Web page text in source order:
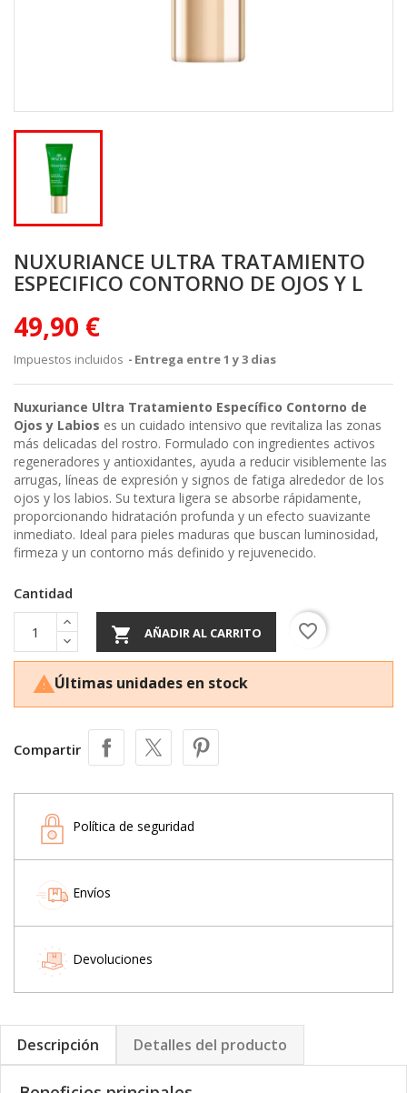
NUXURIANCE ULTRA TRATAMIENTO
ESPECIFICO CONTORNO DE OJOS Y L
49,90 €
Impuestos incluidos Entrega entre 1 y 3 dias
Nuxuriance Ultra Tratamiento Específico Contorno de
Ojos y Labios es un cuidado intensivo que revitaliza las zonas
más delicadas del rostro. Formulado con ingredientes activos
regeneradores y antioxidantes, ayuda a reducir visiblemente las
arrugas, líneas de expresión y signos de fatiga alrededor de los
ojos y los labios. Su textura ligera se absorbe rápidamente,
proporcionando hidratación profunda y un efecto suavizante
inmediato. Ideal para pieles maduras que buscan luminosidad,
firmeza y un contorno más definido y rejuvenecido.
Cantidad
 AÑADIR AL CARRITO favorite_border
Últimas unidades en stock
Compartir
Política de seguridad
Envíos
Devoluciones
Descripción Detalles del producto